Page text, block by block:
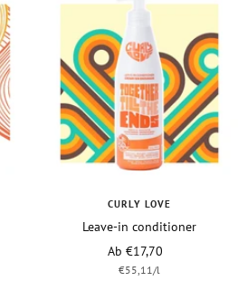
CURLY LOVE
Leave-in conditioner
Vraagprijs
Ab €17,70
€55,11/l